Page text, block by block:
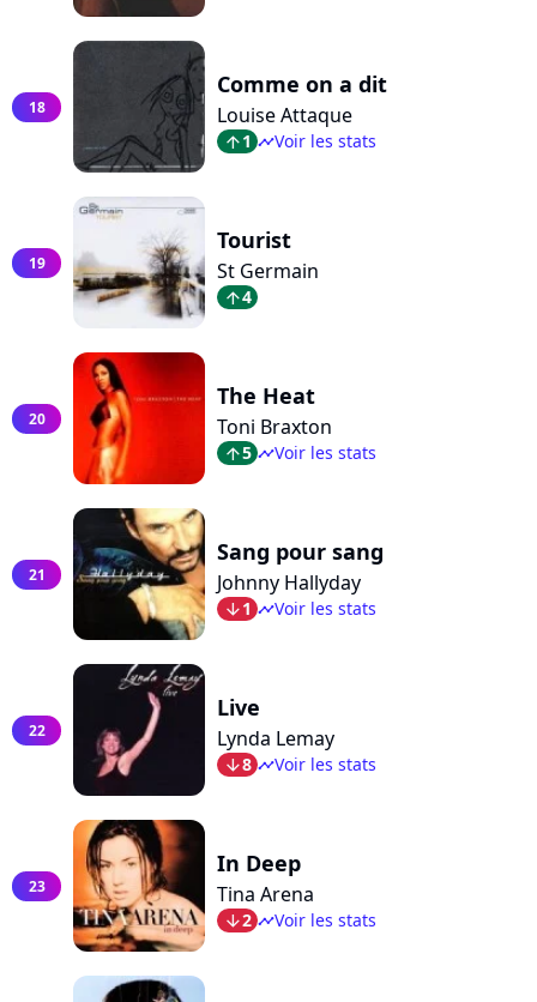
18
Comme on a dit
Louise Attaque
arrow_top1 timelineVoir les stats
19
Tourist
St Germain
arrow_top4
20
The Heat
Toni Braxton
arrow_top5 timelineVoir les stats
21
Sang pour sang
Johnny Hallyday
arrow_bot1 timelineVoir les stats
22
Live
Lynda Lemay
arrow_bot8 timelineVoir les stats
23
In Deep
Tina Arena
arrow_bot2 timelineVoir les stats